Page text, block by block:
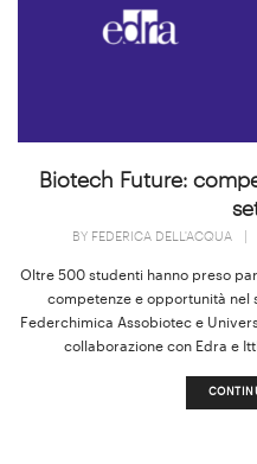
Biotech Future:
BY FEDERICA DELL'ACQUA
Oltre 500 studenti hanno preso
competenze e opportunità nel
Federchimica Assobiotec e
collaborazione con Edra e